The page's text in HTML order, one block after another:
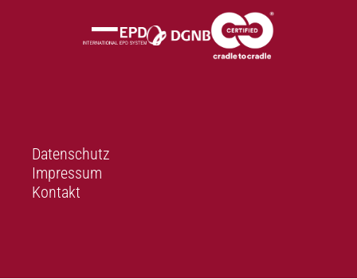
Datenschutz
Impressum
Kontakt